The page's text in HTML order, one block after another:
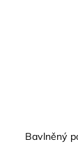
Bavlněný